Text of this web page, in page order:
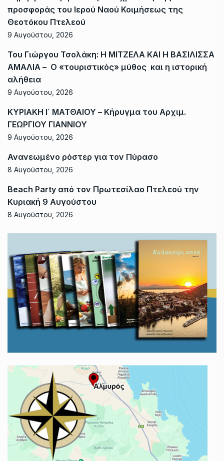
προσφοράς του Ιερού Ναού Κοιμήσεως της
Θεοτόκου Πτελεού
9 Αυγούστου, 2026
Του Γιώργου Τσολάκη: Η ΜΙΤΖΕΛΑ ΚΑΙ Η ΒΑΣΙΛΙΣΣΑ
ΑΜΑΛΙΑ – Ο «τουριστικός» μύθος και η ιστορική
αλήθεια
9 Αυγούστου, 2026
ΚΥΡΙΑΚΗ Ι΄ ΜΑΤΘΑΙΟΥ – Κήρυγμα του Αρχιμ.
ΓΕΩΡΓΙΟΥ ΓΙΑΝΝΙΟΥ
9 Αυγούστου, 2026
Ανανεωμένο ρόστερ για τον Πύρασο
8 Αυγούστου, 2026
Beach Party από τον Πρωτεσίλαο Πτελεού την
Κυριακή 9 Αυγούστου
8 Αυγούστου, 2026